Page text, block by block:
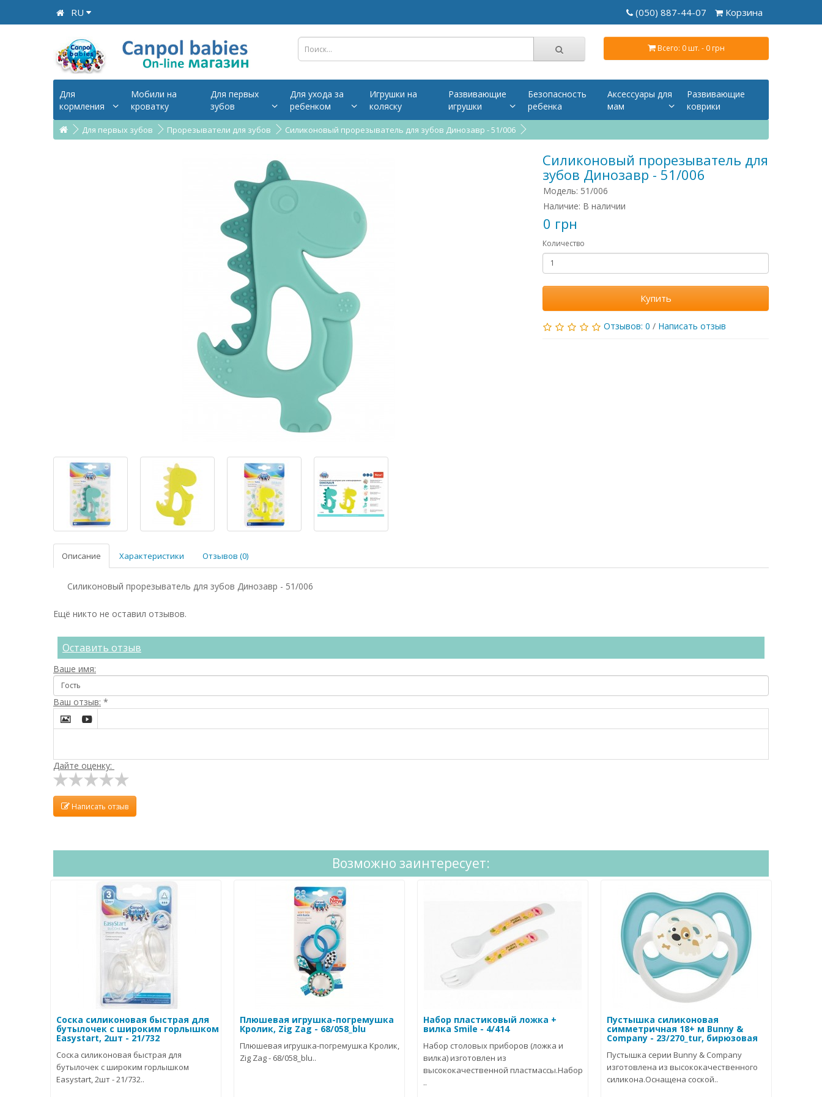
RU Корзина
(050) 887-44-07
Всего: 0 шт. - 0 грн
Для
кормления
Мобили на
кроватку
Для первых
зубов
Для ухода за
ребенком
Игрушки на
коляску
Развивающие
игрушки
Безопасность
ребенка
Аксессуары для
мам
Развивающие
коврики
Для первых зубов Прорезыватели для зубов Силиконовый прорезыватель для зубов Динозавр - 51/006
Силиконовый прорезыватель для
зубов Динозавр - 51/006
Модель: 51/006
Наличие: В наличии
0 грн
Количество
Купить
Отзывов: 0 / Написать отзыв
Описание Характеристики Отзывов (0)
Силиконовый прорезыватель для зубов Динозавр - 51/006
Ещё никто не оставил отзывов.
Оставить отзыв
Ваше имя:
Ваш отзыв: *
 
Дайте оценку:
Написать отзыв
Возможно заинтересует:
Соска силиконовая быстрая для
бутылочек с широким горлышком
Easystart, 2шт - 21/732
Соска силиконовая быстрая для
бутылочек с широким горлышком
Easystart, 2шт - 21/732..
Плюшевая игрушка-погремушка
Кролик, Zig Zag - 68/058_blu
Плюшевая игрушка-погремушка Кролик,
Zig Zag - 68/058_blu..
Набор пластиковый ложка +
вилка Smile - 4/414
Набор столовых приборов (ложка и
вилка) изготовлен из
высококачественной пластмассы.Набор
..
Пустышка силиконовая
симметричная 18+ м Bunny &
Company - 23/270_tur, бирюзовая
Пустышка серии Bunny & Company
изготовлена из высококачественного
силикона.Оснащена соской..